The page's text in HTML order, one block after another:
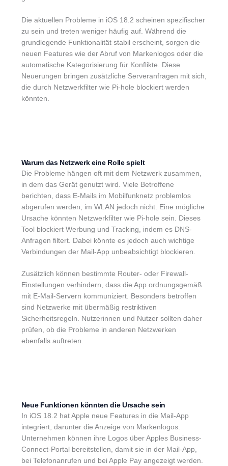
Die aktuellen Probleme in iOS 18.2 scheinen spezifischer
zu sein und treten weniger häufig auf. Während die
grundlegende Funktionalität stabil erscheint, sorgen die
neuen Features wie der Abruf von Markenlogos oder die
automatische Kategorisierung für Konflikte. Diese
Neuerungen bringen zusätzliche Serveranfragen mit sich,
die durch Netzwerkfilter wie Pi-hole blockiert werden
könnten.
Warum das Netzwerk eine Rolle spielt
Die Probleme hängen oft mit dem Netzwerk zusammen,
in dem das Gerät genutzt wird. Viele Betroffene
berichten, dass E-Mails im Mobilfunknetz problemlos
abgerufen werden, im WLAN jedoch nicht. Eine mögliche
Ursache könnten Netzwerkfilter wie Pi-hole sein. Dieses
Tool blockiert Werbung und Tracking, indem es DNS-
Anfragen filtert. Dabei könnte es jedoch auch wichtige
Verbindungen der Mail-App unbeabsichtigt blockieren.
Zusätzlich können bestimmte Router- oder Firewall-
Einstellungen verhindern, dass die App ordnungsgemäß
mit E-Mail-Servern kommuniziert. Besonders betroffen
sind Netzwerke mit übermäßig restriktiven
Sicherheitsregeln. Nutzerinnen und Nutzer sollten daher
prüfen, ob die Probleme in anderen Netzwerken
ebenfalls auftreten.
Neue Funktionen könnten die Ursache sein
In iOS 18.2 hat Apple neue Features in die Mail-App
integriert, darunter die Anzeige von Markenlogos.
Unternehmen können ihre Logos über Apples Business-
Connect-Portal bereitstellen, damit sie in der Mail-App,
bei Telefonanrufen und bei Apple Pay angezeigt werden.